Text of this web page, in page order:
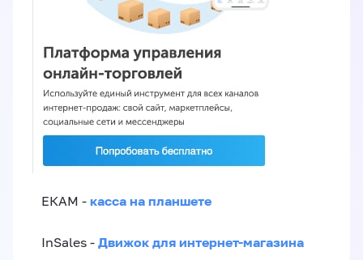
ЕКАМ - касса на планшете
InSales - Движок для интернет-магазина